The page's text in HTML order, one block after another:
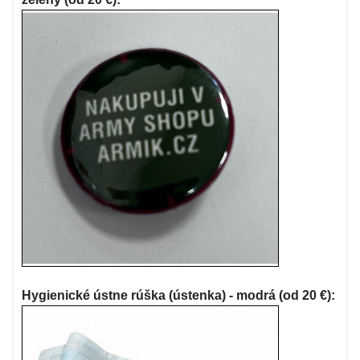
Hygienické ústne rúška (ústenka) - modrá (od 20 €):